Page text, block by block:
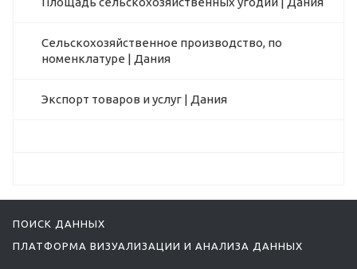
Сельскохозяйственное производство, по
номенклатуре | Дания
Экспорт товаров и услуг | Дания
ПОИСК ДАННЫХ
ПЛАТФОРМА ВИЗУАЛИЗАЦИИ И АНАЛИЗА ДАННЫХ